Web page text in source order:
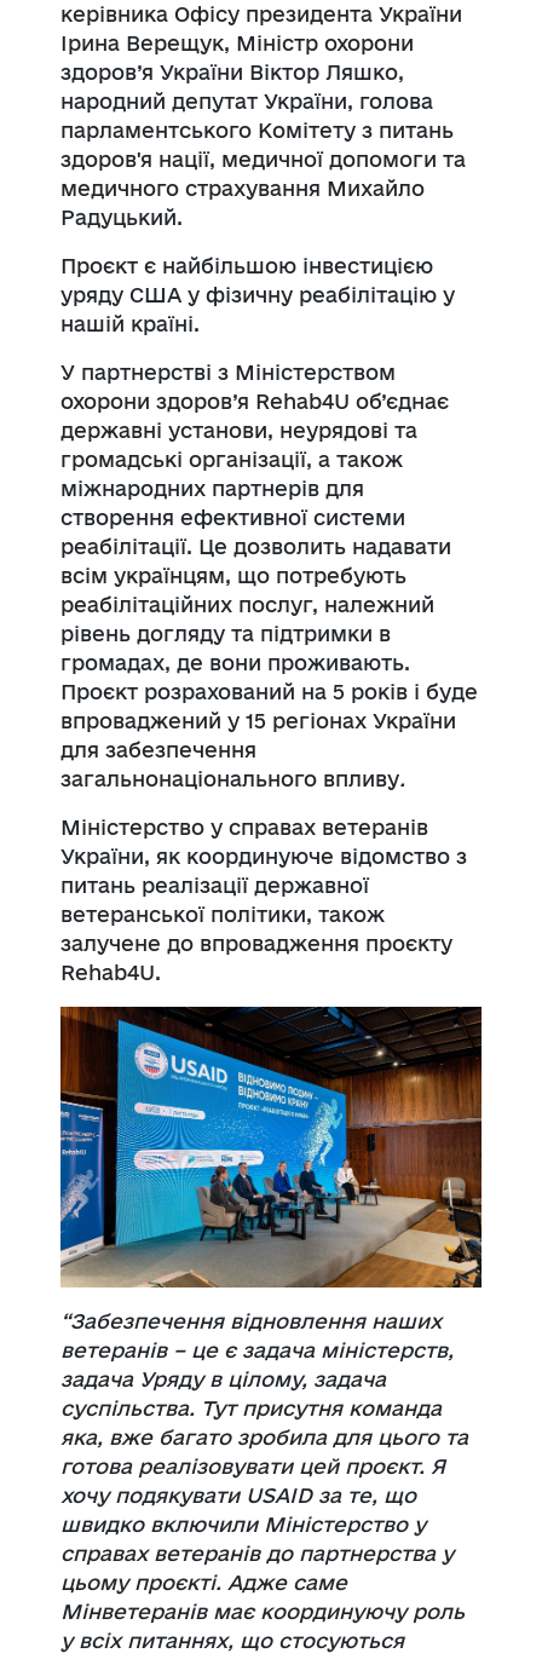
керівника Офісу президента України
Ірина Верещук, Міністр охорони
здоров’я України Віктор Ляшко,
народний депутат України, голова
парламентського Комітету з питань
здоров'я нації, медичної допомоги та
медичного страхування Михайло
Радуцький.
Проєкт є найбільшою інвестицією
уряду США у фізичну реабілітацію у
нашій країні.
У партнерстві з Міністерством
охорони здоров’я Rehab4U об’єднає
державні установи, неурядові та
громадські організації, а також
міжнародних партнерів для
створення ефективної системи
реабілітації. Це дозволить надавати
всім українцям, що потребують
реабілітаційних послуг, належний
рівень догляду та підтримки в
громадах, де вони проживають.
Проєкт розрахований на 5 років і буде
впроваджений у 15 регіонах України
для забезпечення
загальнонаціонального впливу.
Міністерство у справах ветеранів
України, як координуюче відомство з
питань реалізації державної
ветеранської політики, також
залучене до впровадження проєкту
Rehab4U.
“Забезпечення відновлення наших
ветеранів – це є задача міністерств,
задача Уряду в цілому, задача
суспільства. Тут присутня команда
яка, вже багато зробила для цього та
готова реалізовувати цей проєкт. Я
хочу подякувати USAID за те, що
швидко включили Міністерство у
справах ветеранів до партнерства у
цьому проєкті. Адже саме
Мінветеранів має координуючу роль
у всіх питаннях, що стосуються